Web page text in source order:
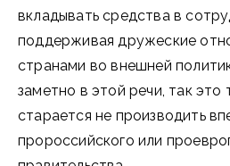
вкладывать средства в
поддерживая дружеские
странами во внешней
заметно в этой речи, так это
старается не производить
пророссийского или